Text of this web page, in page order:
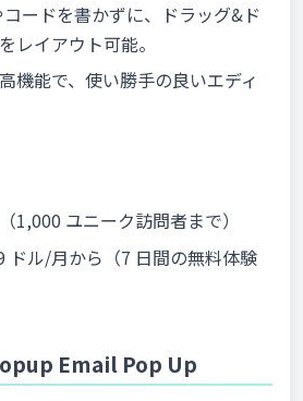
ードを書かずに、ドラッグ&ド
レイアウト可能。
機能で、使い勝手の良いエディ
1,000 ユニーク訪問者まで）
ドル/月から（7 日間の無料体験
Email Pop Up